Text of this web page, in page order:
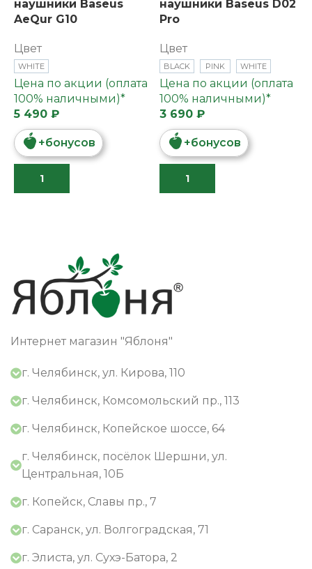
наушники Baseus
AeQur G10
Цвет
WHITE
Цена по акции (оплата
100% наличными)*
5 490 ₽
+бонусов
наушники Baseus D02
Pro
Цвет
BLACK PINK WHITE
Цена по акции (оплата
100% наличными)*
3 690 ₽
+бонусов
Интернет магазин "Яблоня"
г. Челябинск, ул. Кирова, 110
г. Челябинск, Комсомольский пр., 113
г. Челябинск, Копейское шоссе, 64
г. Челябинск, посёлок Шершни, ул.
Центральная, 10Б
г. Копейск, Славы пр., 7
г. Саранск, ул. Волгоградская, 71
г. Элиста, ул. Сухэ-Батора, 2